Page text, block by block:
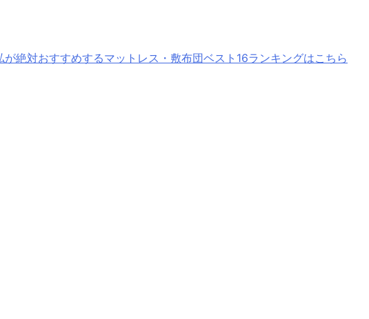
が絶対おすすめするマットレス・敷布団ベスト16ランキングはこちら